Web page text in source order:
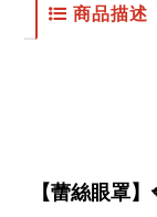
商品描述
【蕾絲眼罩